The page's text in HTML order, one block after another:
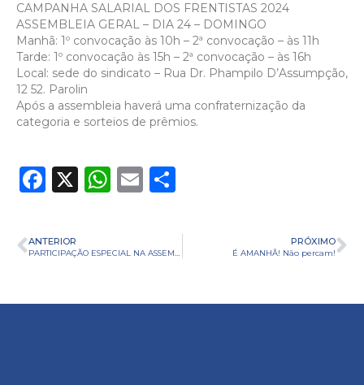
CAMPANHA SALARIAL DOS FRENTISTAS 2024
ASSEMBLEIA GERAL – DIA 24 – DOMINGO
Manhã: 1º convocação às 10h – 2ª convocação – às 11h
Tarde: 1º convocação às 15h – 2ª convocação – às 16h
Local: sede do sindicato – Rua Dr. Phampilo D’Assumpção,
12 52. Parolin
Após a assembleia haverá uma confraternização da
categoria e sorteios de prêmios.
Facebook
X WhatsApp
Email
ANTERIOR PRÓXIMO
É AMANHÃ! Não percam!